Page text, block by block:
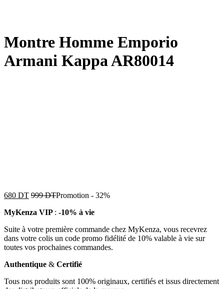
Montre Homme Emporio
Armani Kappa AR80014
680 DT 999DTPromotion - 32%
MyKenza VIP : -10% à vie
Suite à votre première commande chez MyKenza, vous recevrez
dans votre colis un code promo fidélité de 10% valable à vie sur
toutes vos prochaines commandes.
Authentique & Certifié
Tous nos produits sont 100% originaux, certifiés et issus directement